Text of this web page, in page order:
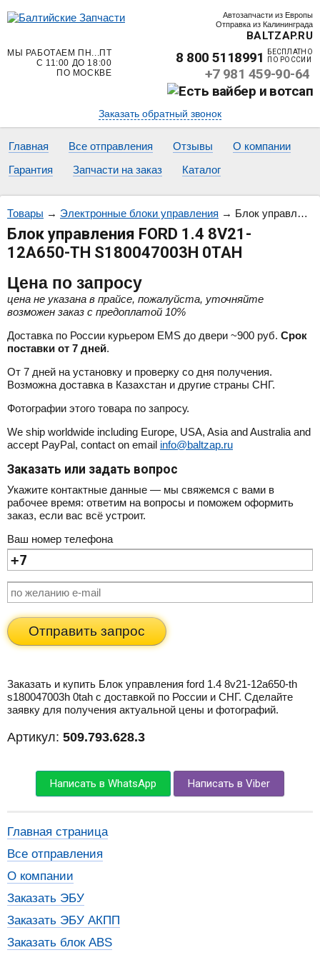
Автозапчасти из Европы
Отправка из Калининграда
BALTZAP.RU
МЫ РАБОТАЕМ ПН...ПТ
С 11:00 ДО 18:00
ПО МОСКВЕ
8 800 5118991
БЕСПЛАТНО
ПО РОССИИ
+7 981 459-90-64
Заказать обратный звонок
Главная Все отправления Отзывы
О компании
Гарантия
Запчасти на заказ Каталог
Товары → Электронные блоки управления → Блок управления FORD 1.4 8V21-12A650-TH S180047003H 0TAH
Блок управления FORD 1.4 8V21-
12A650-TH S180047003H 0TAH
Цена по запросу
цена не указана в прайсе, пожалуйста, уточняйте
возможен заказ с предоплатой 10%
Доставка по России курьером EMS до двери ~900 руб. Срок
поставки от 7 дней.
От 7 дней на установку и проверку со дня получения.
Возможна доставка в Казахстан и другие страны СНГ.
Фотографии этого товара по запросу.
We ship worldwide including Europe, USA, Asia and Australia and
accept PayPal, contact on email info@baltzap.ru
Заказать или задать вопрос
Укажите контактные данные — мы свяжемся с вами в
рабочее время: ответим на вопросы и поможем оформить
заказ, если вас всё устроит.
Ваш номер телефона
Отправить запрос
Заказать и купить Блок управления ford 1.4 8v21-12a650-th
s180047003h 0tah с доставкой по России и СНГ. Сделайте
заявку для получения актуальной цены и фотографий.
Артикул: 509.793.628.3
Написать в WhatsApp Написать в Viber
Главная страница
Все отправления
О компании
Заказать ЭБУ
Заказать ЭБУ АКПП
Заказать блок ABS